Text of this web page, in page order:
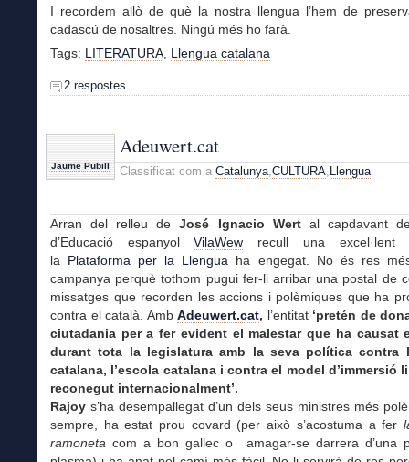
I recordem allò de què la nostra llengua l’hem de
cadascú de nosaltres. Ningú més ho farà.
Tags: LITERATURA, Llengua catalana
2 respostes
Jaume Pubill
Adeuwert.cat
Classificat com a Catalunya CULTURA Llengua
Arran del relleu deJosé Ignacio Wertal capdavant
d’Educació espanyolVilaWew recull una excel·lent
la Plataforma per la Llengua ha engegat. No és res
campanya perquè tothom pugui fer-li arribar una postal de
missatges que recorden les accions i polèmiques que ha
contra el català. Amb Adeuwert.cat, l’entitat‘pretén de
ciutadania per a fer evident el malestar que ha causat
durant tota la legislatura amb la seva política contra
catalana, l’escola catalana i contra el model d’immersió
reconegut internacionalment’.
Rajoy s’ha desempallegat d’un dels seus ministres més
sempre, ha estat prou covard (per això s’acostuma a fer
ramoneta com a bon gallec o amagar-se darrera d’una